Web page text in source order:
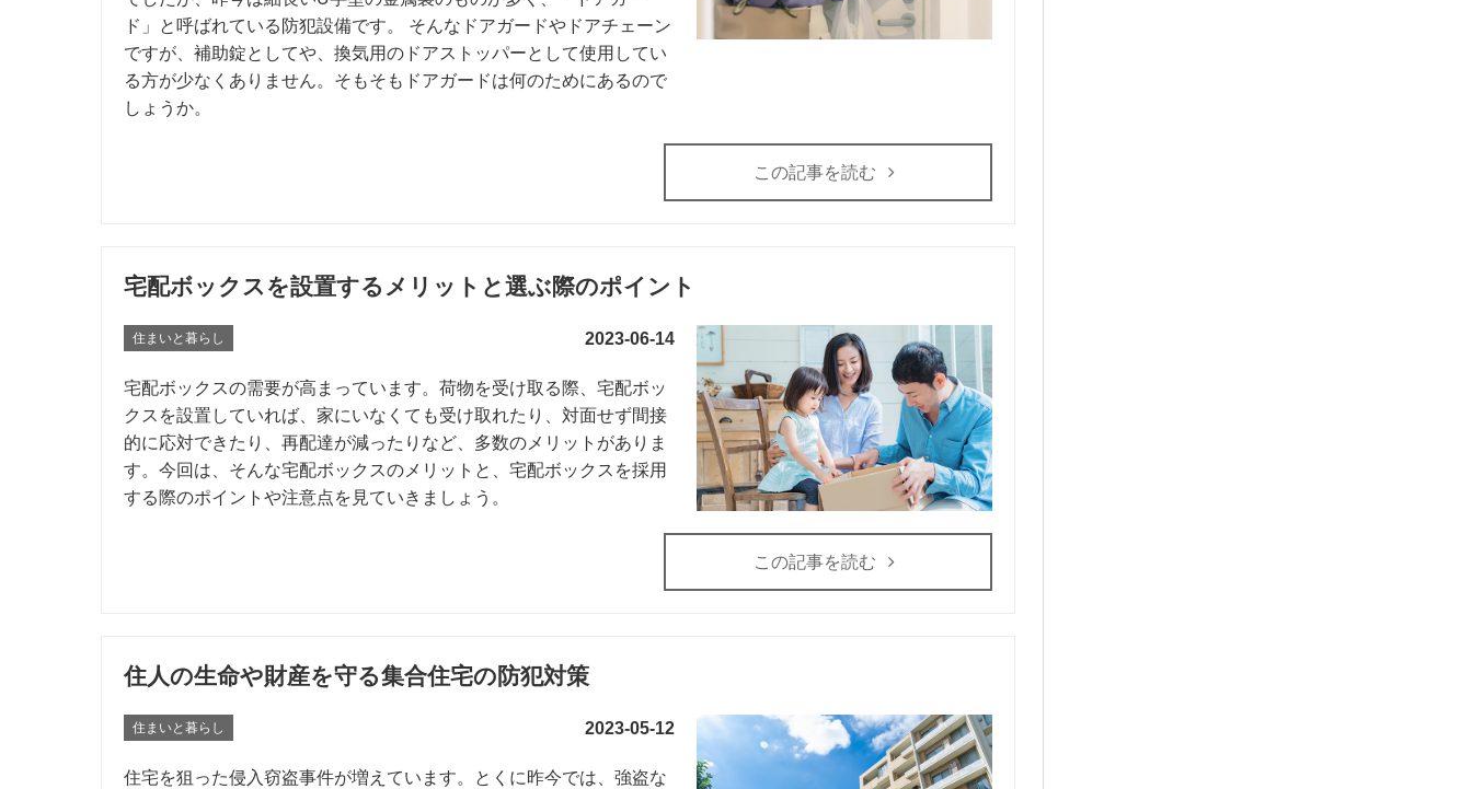
ド」と呼ばれている防犯設備です。 そんなドアガードやドアチェーン
ですが、補助錠としてや、換気用のドアストッパーとして使用してい
る方が少なくありません。そもそもドアガードは何のためにあるので
しょうか。
この記事を読む
宅配ボックスを設置するメリットと選ぶ際のポイント
住まいと暮らし 2023-06-14
宅配ボックスの需要が高まっています。荷物を受け取る際、宅配ボッ
クスを設置していれば、家にいなくても受け取れたり、対面せず間接
的に応対できたり、再配達が減ったりなど、多数のメリットがありま
す。今回は、そんな宅配ボックスのメリットと、宅配ボックスを採用
する際のポイントや注意点を見ていきましょう。
この記事を読む
住人の生命や財産を守る集合住宅の防犯対策
住まいと暮らし 2023-05-12
住宅を狙った侵入窃盗事件が増えています。とくに昨今では、強盗な